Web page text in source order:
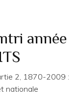
année
2, 1870-2009 :
nationale